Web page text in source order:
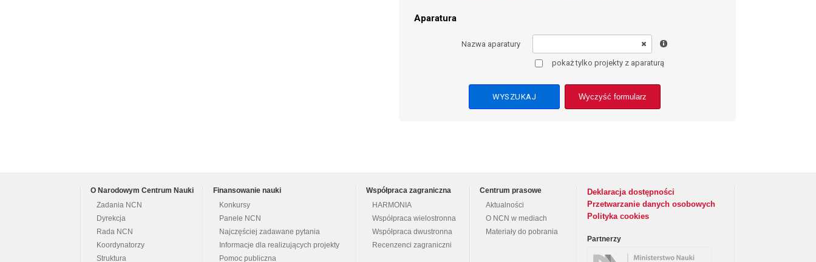
Aparatura
Nazwa aparatury
pokaż tylko projekty z aparaturą
Wyczyść formularz
O Narodowym Centrum Nauki
Zadania NCN
Dyrekcja
Rada NCN
Koordynatorzy
Struktura
Finansowanie nauki
Konkursy
Panele NCN
Najczęściej zadawane pytania
Informacje dla realizujących projekty
Pomoc publiczna
Współpraca zagraniczna
HARMONIA
Współpraca wielostronna
Współpraca dwustronna
Recenzenci zagraniczni
Centrum prasowe
Aktualności
O NCN w mediach
Materiały do pobrania
Deklaracja dostępności
Przetwarzanie danych osobowych
Polityka cookies
Partnerzy